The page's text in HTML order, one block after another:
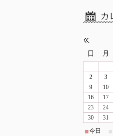
日 月
2
3
9
10
16
17
23
24
30
31
■今日